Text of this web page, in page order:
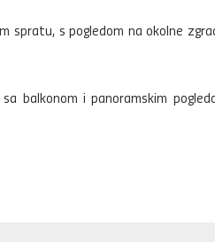
s pogledom na okolne
balkonom i panoramskim